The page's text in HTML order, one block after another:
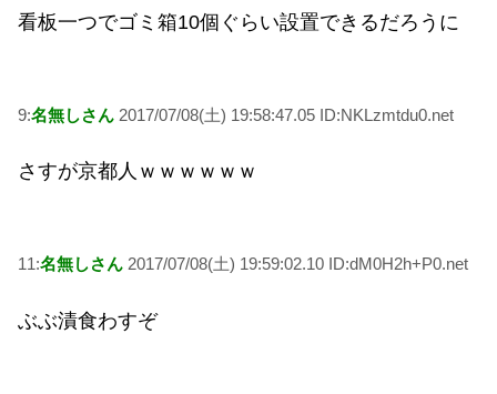
看板一つでゴミ箱10個ぐらい設置できるだろうに
9:名無しさん 2017/07/08(土) 19:58:47.05 ID:NKLzmtdu0.net
さすが京都人ｗｗｗｗｗｗ
11:名無しさん 2017/07/08(土) 19:59:02.10 ID:dM0H2h+P0.net
ぶぶ漬食わすぞ